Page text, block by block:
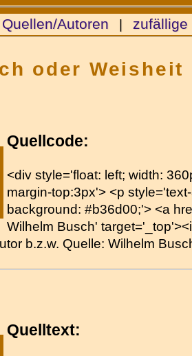
Quellen/Autoren | zufällige
oder Weisheit
Quellcode:
<div style='float: left; width:
margin-top:3px'> <p
background: #b36d00;'> <a
Wilhelm Busch'
b.z.w. Quelle: Wilhelm
Quelltext: